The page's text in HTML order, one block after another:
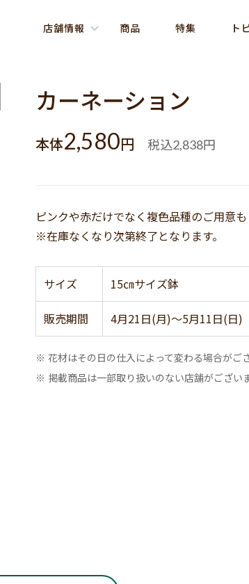
店舗情報 商品 特集 ト
カーネーション
本体2,580円 税込2,838円
ピンクや赤だけでなく複色品種のご用意も
※在庫なくなり次第終了となります。
サイズ 15㎝サイズ鉢
販売期間 4月21日(月)～5月11日(日)
※ 花材はその日の仕入によって変わる場合がござ
※ 掲載商品は一部取り扱いのない店舗がございま